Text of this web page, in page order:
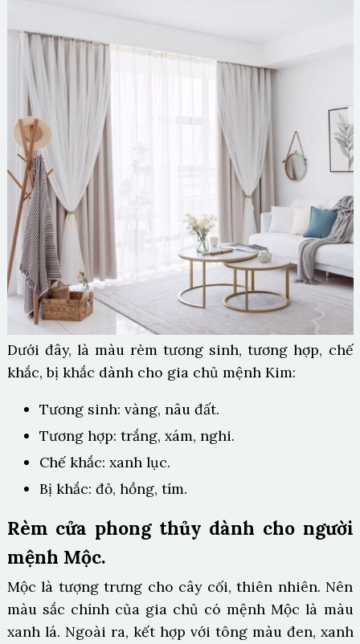
Dưới đây, là màu rèm tương sinh, tương hợp, chế
khắc, bị khắc dành cho gia chủ mệnh Kim:
Tương sinh: vàng, nâu đất.
Tương hợp: trắng, xám, nghi.
Chế khắc: xanh lục.
Bị khắc: đỏ, hồng, tím.
Rèm cửa phong thủy dành cho người
mệnh Mộc.
Mộc là tượng trưng cho cây cối, thiên nhiên. Nên
màu sắc chính của gia chủ có mệnh Mộc là màu
xanh lá. Ngoài ra, kết hợp với tông màu đen, xanh